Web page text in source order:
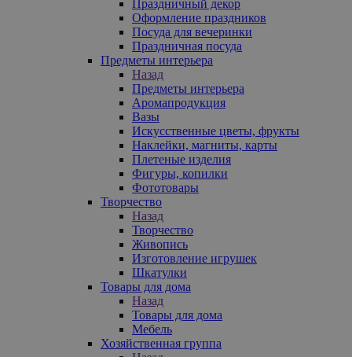
Праздничный декор
Оформление праздников
Посуда для вечеринки
Праздничная посуда
Предметы интерьера
Назад
Предметы интерьера
Аромапродукция
Вазы
Искусственные цветы, фрукты
Наклейки, магниты, карты
Плетеные изделия
Фигуры, копилки
Фототовары
Творчество
Назад
Творчество
Живопись
Изготовление игрушек
Шкатулки
Товары для дома
Назад
Товары для дома
Мебель
Хозяйственная группа